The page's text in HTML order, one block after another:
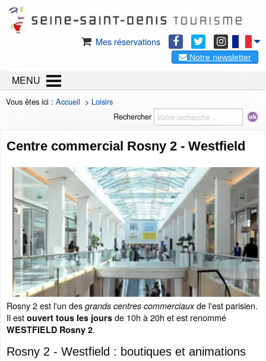
Mes réservations
Notre newsletter
MENU
Vous êtes ici : Accueil > Loisirs
Rechercher
Centre commercial Rosny 2 - Westfield
Rosny 2 est l'un des grands centres commerciauxde l'est parisien.
Il est ouvert tous les jours de 10h à 20h et est renommé
WESTFIELD Rosny 2.
Rosny 2 - Westfield : boutiques et animations